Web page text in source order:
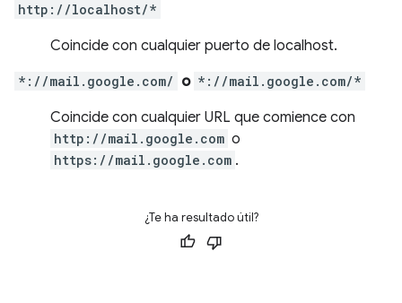
http://localhost/*
Coincide con cualquier puerto de localhost.
*://mail.google.com/ o *://mail.google.com/*
Coincide con cualquier URL que comience con
http://mail.google.com o
https://mail.google.com .
¿Te ha resultado útil?